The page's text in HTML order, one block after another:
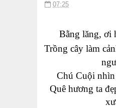
07:25
Bằng lăng, ơi
Trồng cây làm
Chú Cuội
Quê hương ta